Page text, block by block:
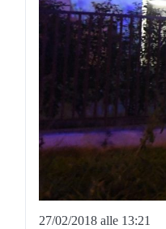
27/02/2018 alle 13:21